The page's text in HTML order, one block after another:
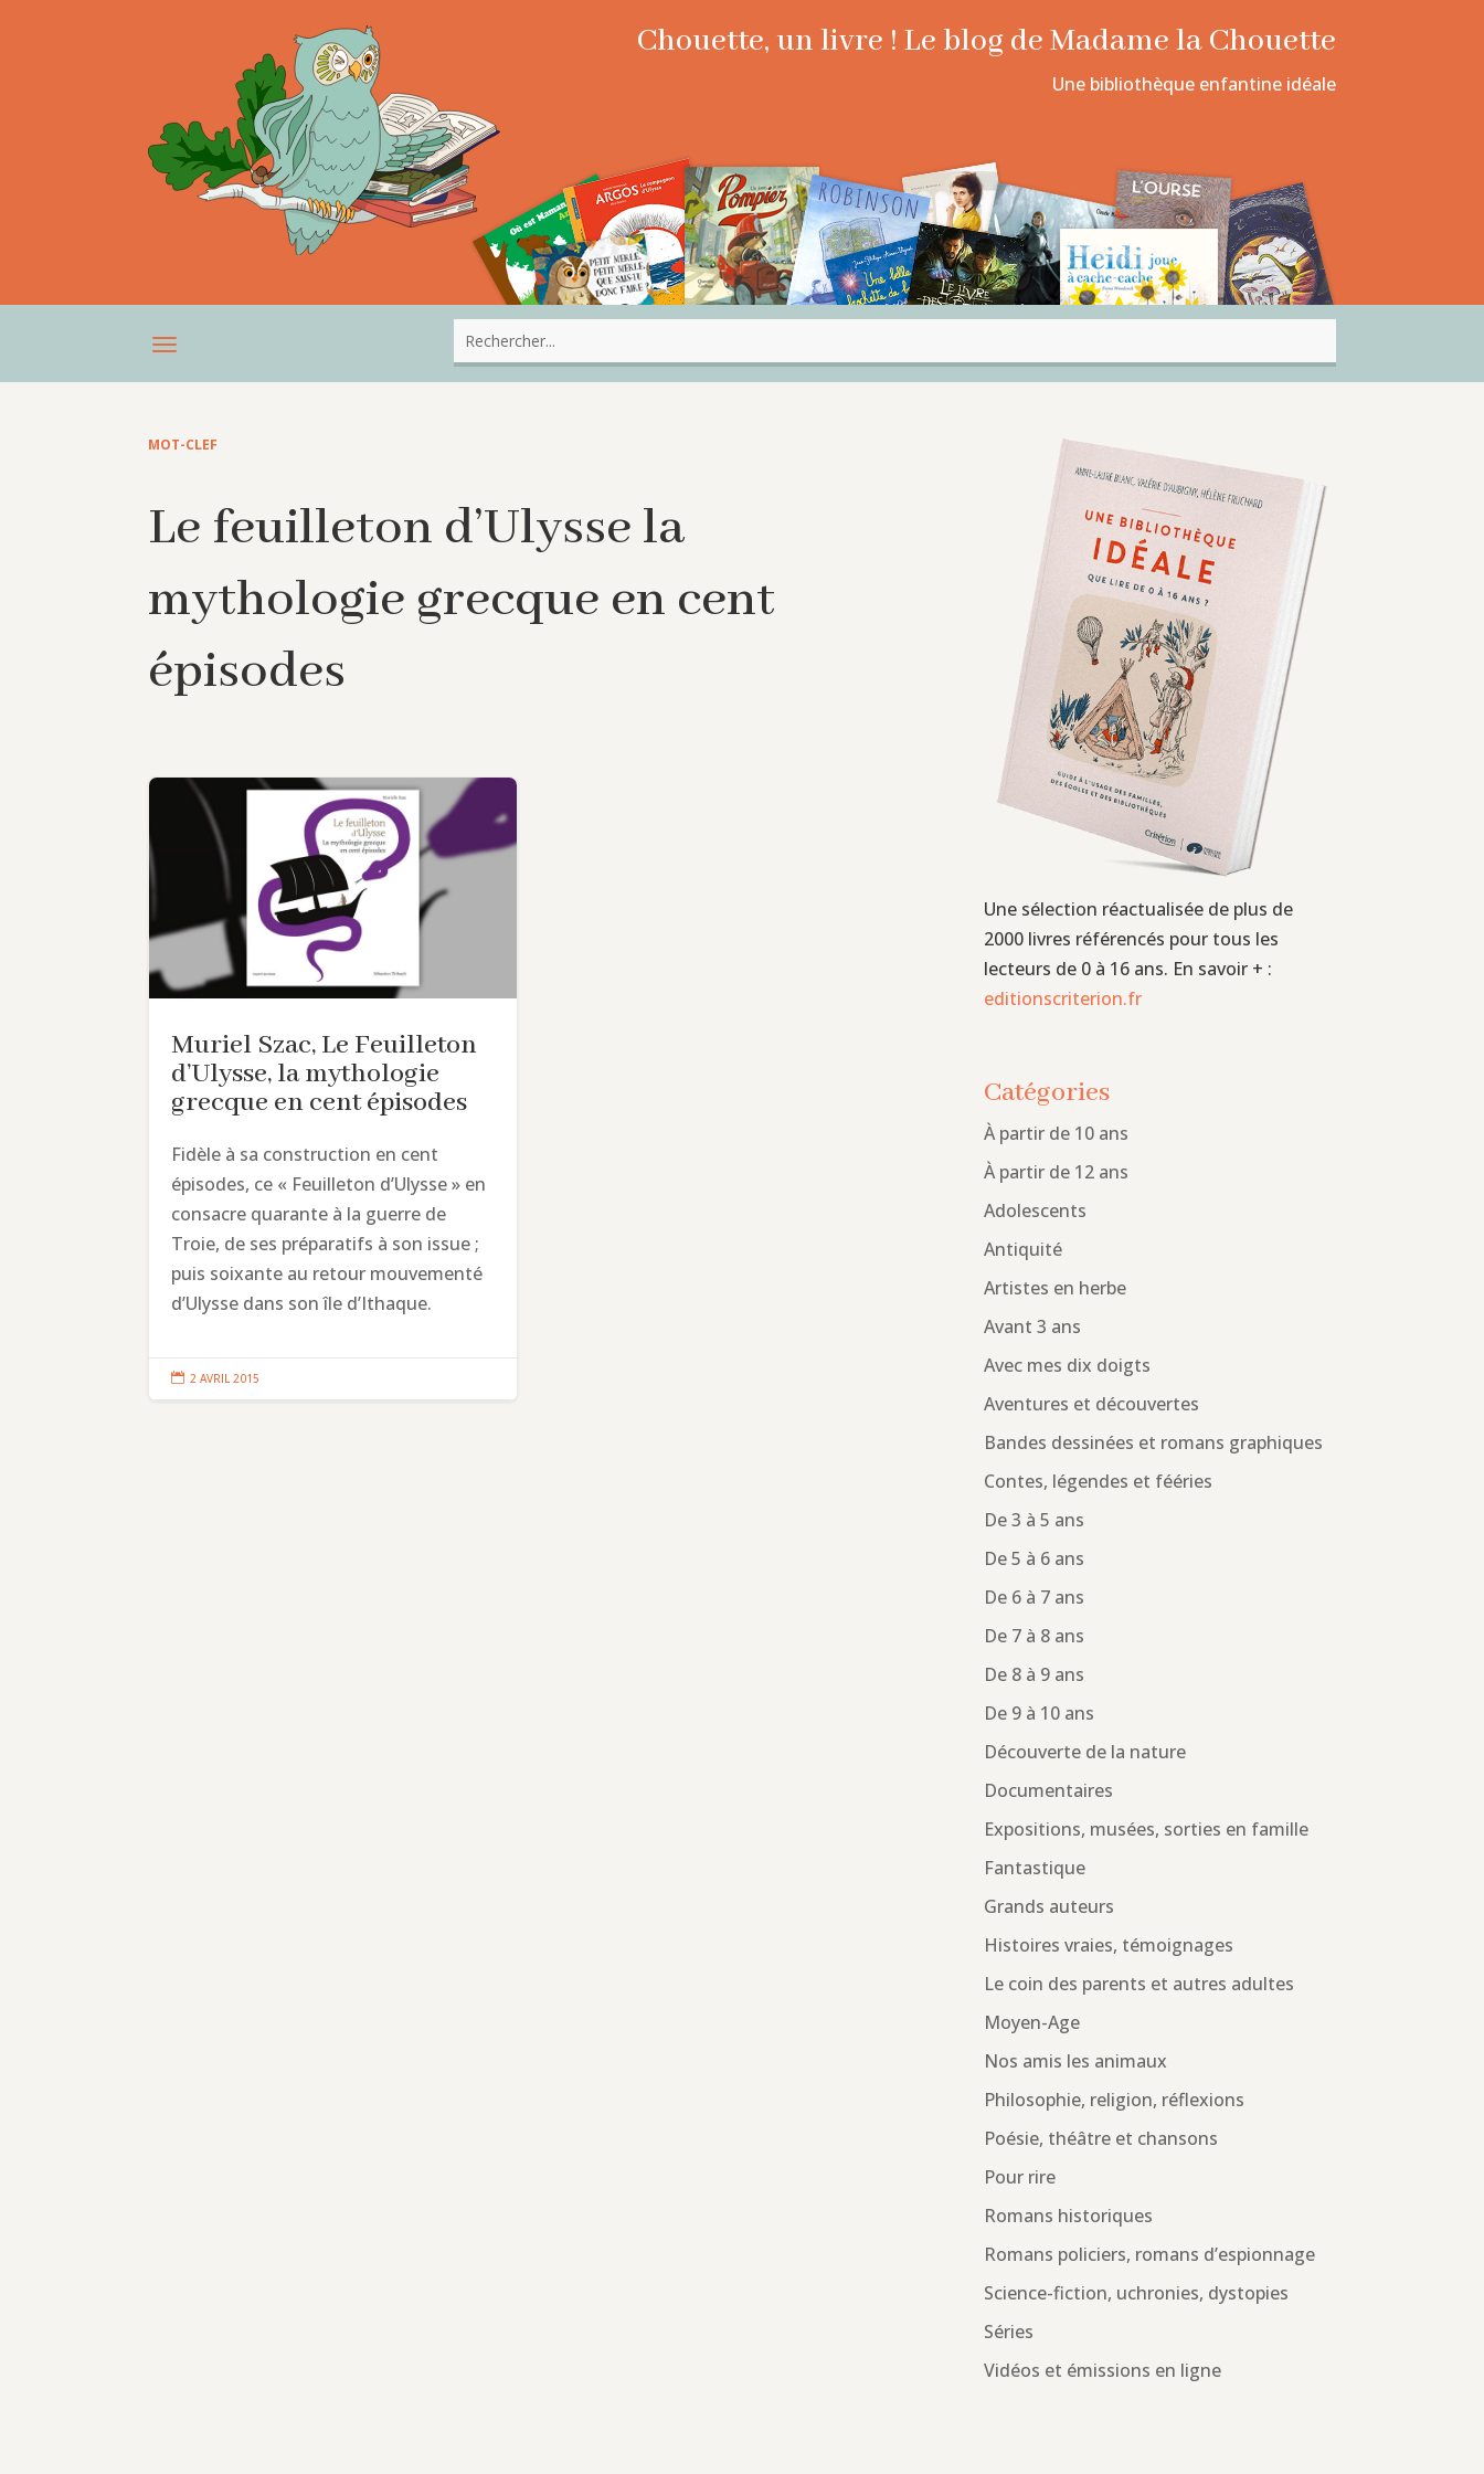
Chouette, un livre ! Le blog de Madame la Chouette
Une bibliothèque enfantine idéale
MOT-CLEF
Le feuilleton d’Ulysse la
mythologie grecque en cent
épisodes
Muriel Szac, Le Feuilleton
d’Ulysse, la mythologie
grecque en cent épisodes
Fidèle à sa construction en cent
épisodes, ce « Feuilleton d’Ulysse » en
consacre quarante à la guerre de
Troie, de ses préparatifs à son issue ;
puis soixante au retour mouvementé
d’Ulysse dans son île d’Ithaque.
 2 AVRIL 2015
Une sélection réactualisée de plus de
2000 livres référencés pour tous les
lecteurs de 0 à 16 ans. En savoir + :
editionscriterion.fr
Catégories
À partir de 10 ans
À partir de 12 ans
Adolescents
Antiquité
Artistes en herbe
Avant 3 ans
Avec mes dix doigts
Aventures et découvertes
Bandes dessinées et romans graphiques
Contes, légendes et fééries
De 3 à 5 ans
De 5 à 6 ans
De 6 à 7 ans
De 7 à 8 ans
De 8 à 9 ans
De 9 à 10 ans
Découverte de la nature
Documentaires
Expositions, musées, sorties en famille
Fantastique
Grands auteurs
Histoires vraies, témoignages
Le coin des parents et autres adultes
Moyen-Age
Nos amis les animaux
Philosophie, religion, réflexions
Poésie, théâtre et chansons
Pour rire
Romans historiques
Romans policiers, romans d’espionnage
Science-fiction, uchronies, dystopies
Séries
Vidéos et émissions en ligne